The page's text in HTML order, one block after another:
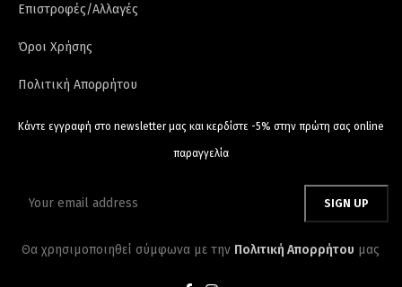
Επιστροφές/Αλλαγές
Όροι Χρήσης
Πολιτική Απορρήτου
Κάντε εγγραφή στο newsletter μας και κερδίστε -5% στην πρώτη σας online
παραγγελία
Θα χρησιμοποιηθεί σύμφωνα με την Πολιτική Απορρήτου μας